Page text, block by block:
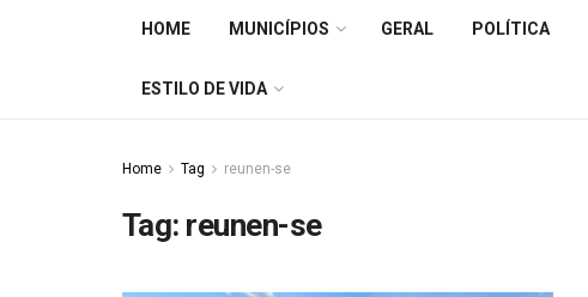
HOME MUNICÍPIOS GERAL POLÍTICA
ESTILO DE VIDA
Home Tag reunen-se
Tag: reunen-se